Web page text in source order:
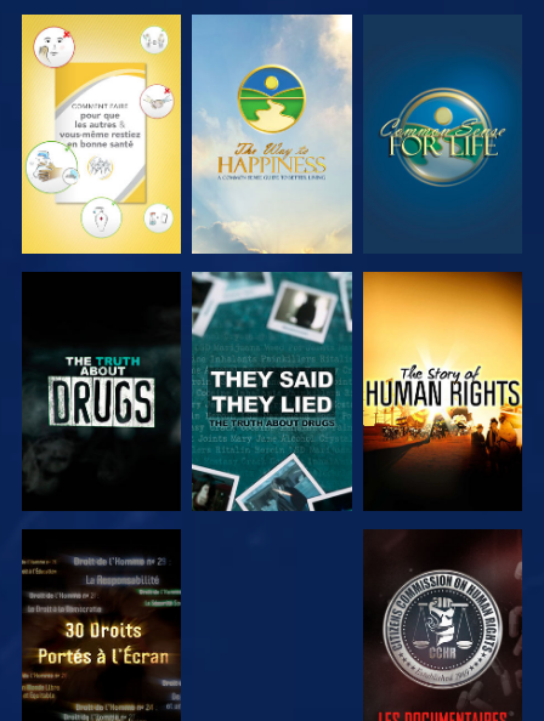
REGARDER REGARDER REGARDER
REGARDER REGARDER
REGARDER REGARDER